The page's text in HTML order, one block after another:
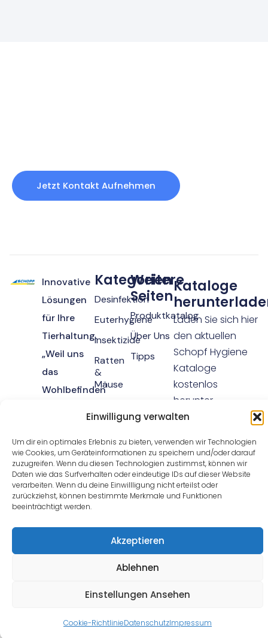
Einwilligung verwalten
Um dir ein optimales Erlebnis zu bieten, verwenden wir Technologien
wie Cookies, um Geräteinformationen zu speichern und/oder darauf
zuzugreifen. Wenn du diesen Technologien zustimmst, können wir
Daten wie das Surfverhalten oder eindeutige IDs auf dieser Website
verarbeiten. Wenn du deine Einwillligung nicht erteilst oder
zurückziehst, können bestimmte Merkmale und Funktionen
beeinträchtigt werden.
Akzeptieren
Ablehnen
Einstellungen Ansehen
Cookie-RichtlinieDatenschutzImpressum
Jetzt Kontakt Aufnehmen
Innovative
Lösungen
für Ihre
Tierhaltung.
„Weil uns
das
Wohlbefinden
liegt.“
Kategorien
Desinfektion
Euterhygiene
Insektizide
Ratten
&
Mäuse
Spezialreiniger
Weitere
Seiten
Produktkatalog
Über Uns
Tipps
Kataloge
Laden Sie sich hier
den aktuellen
Schopf Hygiene
Kataloge
kostenlos
herunter.
herunterladen
Hygiene